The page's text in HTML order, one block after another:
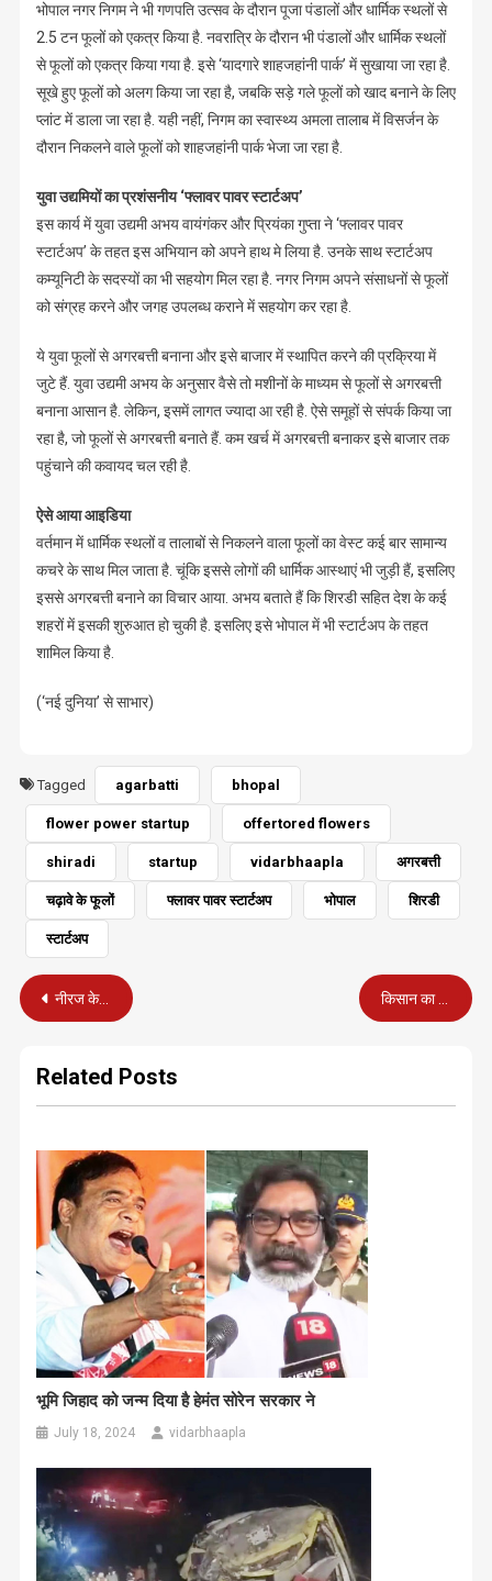
भोपाल नगर निगम ने भी गणपति उत्सव के दौरान पूजा पंडालों और धार्मिक स्थलों से
2.5 टन फूलों को एकत्र किया है. नवरात्रि के दौरान भी पंडालों और धार्मिक स्थलों
से फूलों को एकत्र किया गया है. इसे ‘यादगारे शाहजहांनी पार्क’ में सुखाया जा रहा है.
सूखे हुए फूलों को अलग किया जा रहा है, जबकि सड़े गले फूलों को खाद बनाने के लिए
प्लांट में डाला जा रहा है. यही नहीं, निगम का स्वास्थ्य अमला तालाब में विसर्जन के
दौरान निकलने वाले फूलों को शाहजहांनी पार्क भेजा जा रहा है.
युवा उद्यमियों का प्रशंसनीय ‘फ्लावर पावर स्टार्टअप’
इस कार्य में युवा उद्यमी अभय वायंगंकर और प्रियंका गुप्ता ने ‘फ्लावर पावर
स्टार्टअप’ के तहत इस अभियान को अपने हाथ मे लिया है. उनके साथ स्टार्टअप
कम्यूनिटी के सदस्यों का भी सहयोग मिल रहा है. नगर निगम अपने संसाधनों से फूलों
को संग्रह करने और जगह उपलब्ध कराने में सहयोग कर रहा है.
ये युवा फूलों से अगरबत्ती बनाना और इसे बाजार में स्थापित करने की प्रक्रिया में
जुटे हैं. युवा उद्यमी अभय के अनुसार वैसे तो मशीनों के माध्यम से फूलों से अगरबत्ती
बनाना आसान है. लेकिन, इसमें लागत ज्यादा आ रही है. ऐसे समूहों से संपर्क किया जा
रहा है, जो फूलों से अगरबत्ती बनाते हैं. कम खर्च में अगरबत्ती बनाकर इसे बाजार तक
पहुंचाने की कवायद चल रही है.
ऐसे आया आइडिया
वर्तमान में धार्मिक स्थलों व तालाबों से निकलने वाला फूलों का वेस्ट कई बार सामान्य
कचरे के साथ मिल जाता है. चूंकि इससे लोगों की धार्मिक आस्थाएं भी जुड़ी हैं, इसलिए
इससे अगरबत्ती बनाने का विचार आया. अभय बताते हैं कि शिरडी सहित देश के कई
शहरों में इसकी शुरुआत हो चुकी है. इसलिए इसे भोपाल में भी स्टार्टअप के तहत
शामिल किया है.
(‘नई दुनिया’ से साभार)
Tagged agarbatti bhopal
flower power startup offertored flowers
shiradi startup vidarbhaapla अगरबत्ती
चढ़ावे के फूलों फ्लावर पावर स्टार्टअप भोपाल शिरडी
स्टार्टअप
Post
नीरज के विक्रम से गूंज रहा है “मोटू और पतलू की जोड़ी” का डंका किसान का सिर अलग कर धड़ ले गया नरभक्षी बाघ, अधखाया धड़ बरामद
Related Posts
भूमि जिहाद को जन्म दिया है हेमंत सोरेन सरकार ने
July 18, 2024 vidarbhaapla